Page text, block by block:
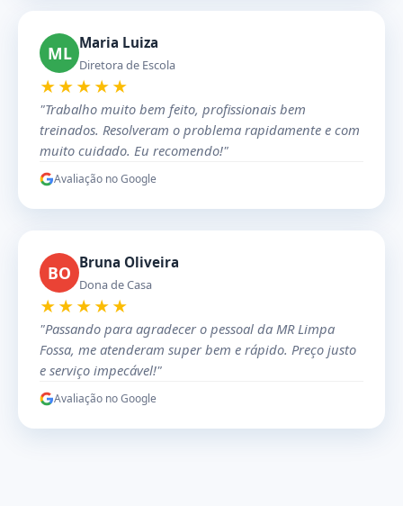
ML Maria Luiza
Diretora de Escola
★★★★★
"Trabalho muito bem feito, profissionais bem
treinados. Resolveram o problema rapidamente e com
muito cuidado. Eu recomendo!"
Avaliação no Google
BO Bruna Oliveira
Dona de Casa
★★★★★
"Passando para agradecer o pessoal da MR Limpa
Fossa, me atenderam super bem e rápido. Preço justo
e serviço impecável!"
Avaliação no Google